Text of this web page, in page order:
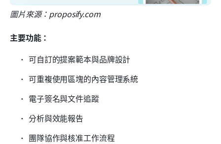
圖片來源：proposify.com
主要功能：
可自訂的提案範本與品牌設計
可重複使用區塊的內容管理系統
電子簽名與文件追蹤
分析與效能報告
團隊協作與核准工作流程